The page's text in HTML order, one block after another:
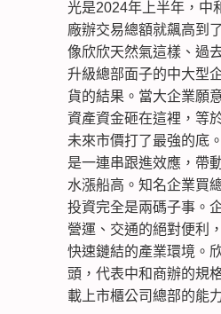
光是2024年上半年，中
廠辦交易總額就飆高到了
像欣欣天然氣這樣、過
升級總部面子的中大型
貨的結果。當大企業願
資產資金砸在這裡，等
未來市價打了最強的底
是一連串跟進效應，帶
水漲船高。知名企業買
投資完全是兩碼子事。
營運、交通的絕對便利
快速鏈結的產業環境。
頭，代表中和商辦的規
載上市櫃公司總部的能